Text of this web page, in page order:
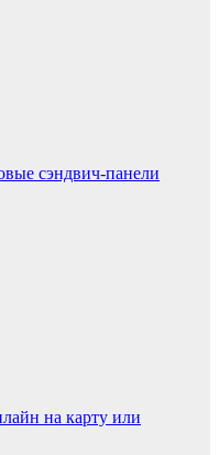
сэндвич-панели
на карту или